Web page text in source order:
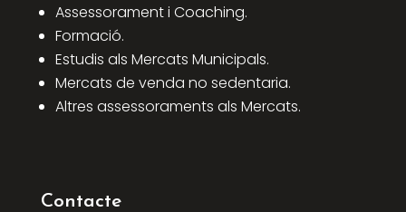
Assessorament i Coaching.
Formació.
Estudis als Mercats Municipals.
Mercats de venda no sedentaria.
Altres assessoraments als Mercats.
Contacte